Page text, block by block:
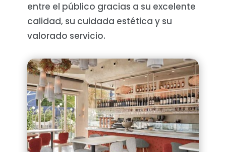
entre el público gracias a su excelente
calidad, su cuidada estética y su
valorado servicio.